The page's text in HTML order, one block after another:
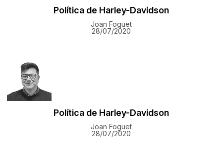
Política de Harley-Davidson
Joan Foguet
28/07/2020
Política de Harley-Davidson
Joan Foguet
28/07/2020